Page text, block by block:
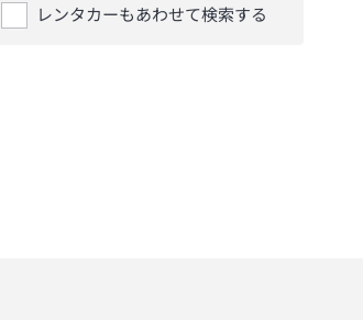
レンタカーもあわせて検索する